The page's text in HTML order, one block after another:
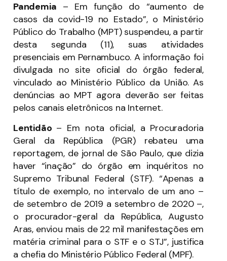
Pandemia – Em função do “aumento de
casos da covid-19 no Estado”, o Ministério
Público do Trabalho (MPT) suspendeu, a partir
desta segunda (11), suas atividades
presenciais em Pernambuco. A informação foi
divulgada no site oficial do órgão federal,
vinculado ao Ministério Público da União. As
denúncias ao MPT agora deverão ser feitas
pelos canais eletrônicos na Internet.
Lentidão – Em nota oficial, a Procuradoria
Geral da República (PGR) rebateu uma
reportagem, de jornal de São Paulo, que dizia
haver “inação” do órgão em inquéritos no
Supremo Tribunal Federal (STF). “Apenas a
título de exemplo, no intervalo de um ano –
de setembro de 2019 a setembro de 2020 –,
o procurador-geral da República, Augusto
Aras, enviou mais de 22 mil manifestações em
matéria criminal para o STF e o STJ”, justifica
a chefia do Ministério Público Federal (MPF).